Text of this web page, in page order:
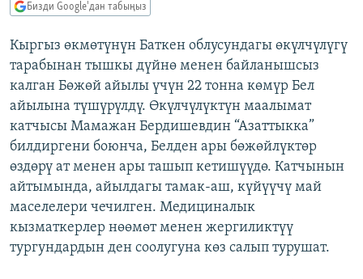
ЭКСПЕРТТЕР ТАЛДАЙТ
БИЗ ЖАНА ДҮЙНӨ
ДАНИСТЕ
ЭЖЕ-СИҢДИЛЕР
ЫҢГАЙСЫЗ СУРООЛОР
ӨЗГӨЧӨ ПИКИР
Русский
ОНЛАЙН ШЕРИНЕ
ЭЕ/АРнун бардык сайттары
Бизди Google'дан табыңыз
Кыргыз өкмөтүнүн Баткен облусундагы өкүлчүлүгү
тарабынан тышкы дүйнө менен байланышсыз
калган Бөжөй айылы үчүн 22 тонна көмүр Бел
айылына түшүрүлдү. Өкүлчүлүктүн маалымат
катчысы Мамажан Бердишевдин “Азаттыкка”
билдиргени боюнча, Белден ары бөжөйлүктөр
өздөрү ат менен ары ташып кетишүүдө. Катчынын
айтымында, айылдагы тамак-аш, күйүүчү май
маселелери чечилген. Медициналык
кызматкерлер нөөмөт менен жергиликтүү
тургундардын ден соолугуна көз салып турушат.